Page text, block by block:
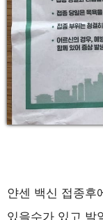
얀센 백신 접종후
있을수가 있고 발